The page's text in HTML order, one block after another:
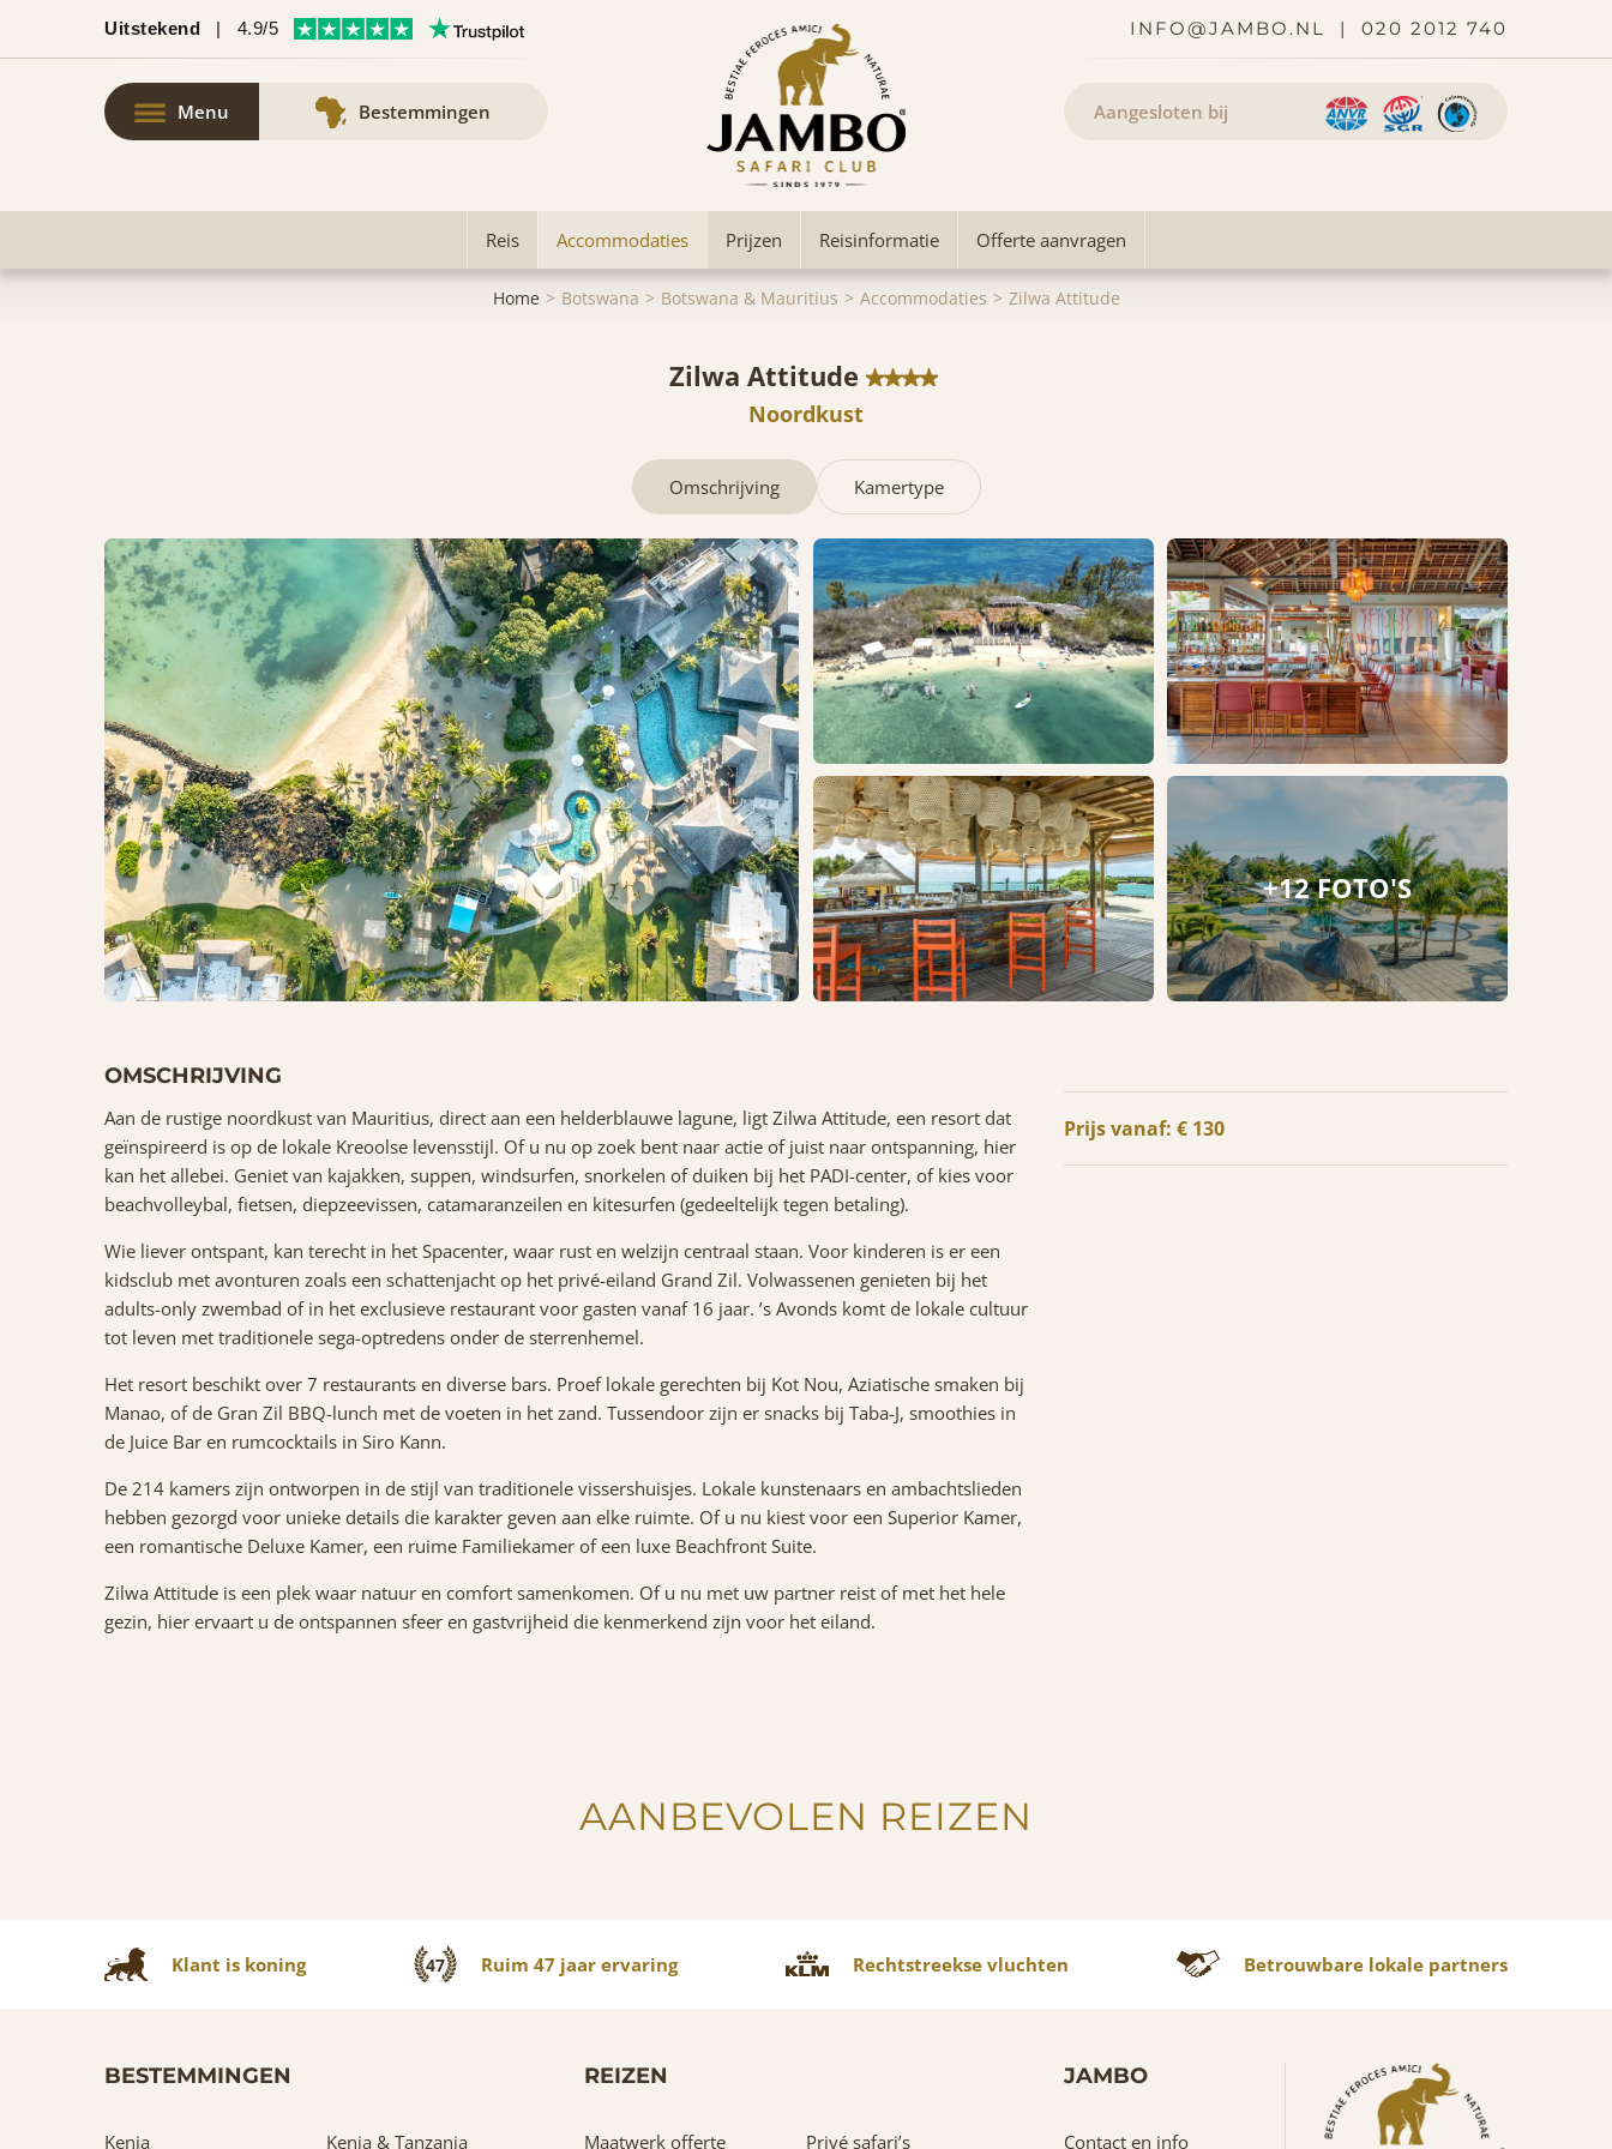
Uitstekend | 4.9/5 INFO@JAMBO.NL | 020 2012 740
Menu Bestemmingen Aangesloten bij
Reis Accommodaties Prijzen Reisinformatie Offerte aanvragen
Home Botswana Botswana & Mauritius Accommodaties Zilwa Attitude
Zilwa Attitude
Noordkust
Omschrijving Kamertype
+12 FOTO'S
OMSCHRIJVING
Aan de rustige noordkust van Mauritius, direct aan een helderblauwe lagune, ligt Zilwa Attitude, een resort dat
geïnspireerd is op de lokale Kreoolse levensstijl. Of u nu op zoek bent naar actie of juist naar ontspanning, hier
kan het allebei. Geniet van kajakken, suppen, windsurfen, snorkelen of duiken bij het PADI-center, of kies voor
beachvolleybal, fietsen, diepzeevissen, catamaranzeilen en kitesurfen (gedeeltelijk tegen betaling).
Wie liever ontspant, kan terecht in het Spacenter, waar rust en welzijn centraal staan. Voor kinderen is er een
kidsclub met avonturen zoals een schattenjacht op het privé-eiland Grand Zil. Volwassenen genieten bij het
adults-only zwembad of in het exclusieve restaurant voor gasten vanaf 16 jaar. ’s Avonds komt de lokale cultuur
tot leven met traditionele sega-optredens onder de sterrenhemel.
Het resort beschikt over 7 restaurants en diverse bars. Proef lokale gerechten bij Kot Nou, Aziatische smaken bij
Manao, of de Gran Zil BBQ-lunch met de voeten in het zand. Tussendoor zijn er snacks bij Taba-J, smoothies in
de Juice Bar en rumcocktails in Siro Kann.
De 214 kamers zijn ontworpen in de stijl van traditionele vissershuisjes. Lokale kunstenaars en ambachtslieden
hebben gezorgd voor unieke details die karakter geven aan elke ruimte. Of u nu kiest voor een Superior Kamer,
een romantische Deluxe Kamer, een ruime Familiekamer of een luxe Beachfront Suite.
Zilwa Attitude is een plek waar natuur en comfort samenkomen. Of u nu met uw partner reist of met het hele
gezin, hier ervaart u de ontspannen sfeer en gastvrijheid die kenmerkend zijn voor het eiland.
Prijs vanaf: € 130
AANBEVOLEN REIZEN
Klant is koning 47 Ruim 47 jaar ervaring Rechtstreekse vluchten Betrouwbare lokale partners
BESTEMMINGEN
Kenia Kenia & Tanzania
REIZEN
Maatwerk offerte Privé safari’s
JAMBO
Contact en info